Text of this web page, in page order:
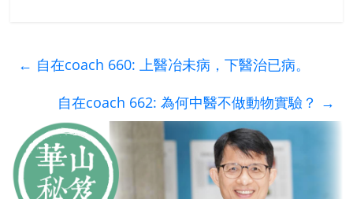
← 自在coach 660: 上醫冶未病，下醫治已病。
自在coach 662: 為何中醫不做動物實驗？ →